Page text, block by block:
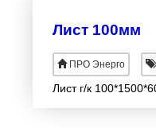
Лист 100мм
ПРО Энерго
Лист г/к